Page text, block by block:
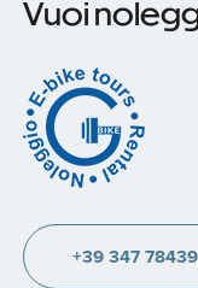
Vuoi
+39 347